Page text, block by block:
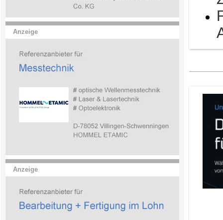
Anzeige
Anzeige